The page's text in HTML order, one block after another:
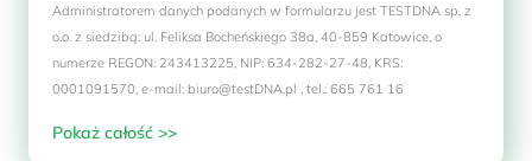
Administratorem danych podanych w formularzu jest TESTDNA sp. z
o.o. z siedzibą: ul. Feliksa Bocheńskiego 38a, 40-859 Katowice, o
numerze REGON: 243413225, NIP: 634-282-27-48, KRS:
0001091570, e-mail: biuro@testDNA.pl , tel.: 665 761 16
Pokaż całość >>